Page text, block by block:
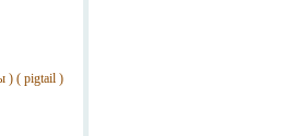
) ( pigtail )